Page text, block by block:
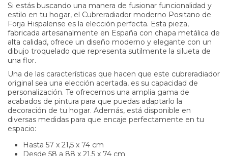
Si estás buscando una manera de fusionar funcionalidad y
estilo en tu hogar, el Cubreradiador moderno Positano de
Forja Hispalense es la elección perfecta. Esta pieza,
fabricada artesanalmente en España con chapa metálica de
alta calidad, ofrece un diseño moderno y elegante con un
dibujo troquelado que representa sutilmente la silueta de
una flor.
Una de las características que hacen que este cubreradiador
original sea una elección acertada, es su capacidad de
personalización. Te ofrecemos una amplia gama de
acabados de pintura para que puedas adaptarlo la
decoración de tu hogar. Además, está disponible en
diversas medidas para que encaje perfectamente en tu
espacio:
Hasta 57 x 21,5 x 74 cm
Desde 58 a 88 x 21,5 x 74 cm